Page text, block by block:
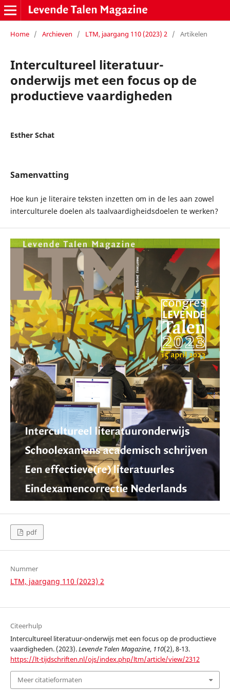
Home / Archieven / LTM, jaargang 110 (2023) 2 / Artikelen
Intercultureel literatuur-
onderwijs met een focus op de
productieve vaardigheden
Esther Schat
Samenvatting
Hoe kun je literaire teksten inzetten om in de les aan zowel
interculturele doelen als taalvaardigheidsdoelen te werken?
pdf
Nummer
LTM, jaargang 110 (2023) 2
Citeerhulp
Intercultureel literatuur-onderwijs met een focus op de productieve
vaardigheden. (2023).Levende Talen Magazine, 110(2), 8-13.
https://lt-tijdschriften.nl/ojs/index.php/ltm/article/view/2312
Meer citatieformaten